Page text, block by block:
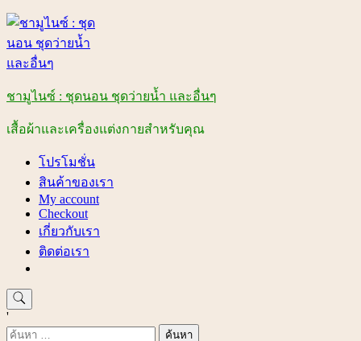
Skip
content
ชามูไนซ์ : ชุดนอน ชุดว่ายน้ำ และอื่นๆ
เสื้อผ้าและเครื่องแต่งกายสำหรับคุณ
โปรโมชั่น
สินค้าของเรา
My account
Checkout
เกี่ยวกับเรา
ติดต่อเรา
'
ค้นหา